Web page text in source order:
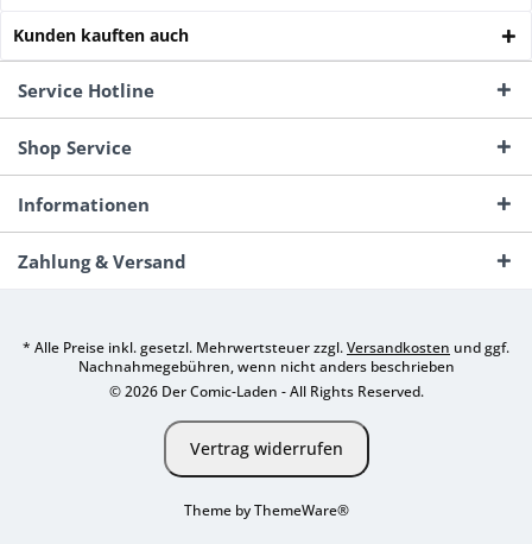
Kunden kauften auch
Service Hotline
Shop Service
Informationen
Zahlung & Versand
* Alle Preise inkl. gesetzl. Mehrwertsteuer zzgl.Versandkosten und ggf.
Nachnahmegebühren, wenn nicht anders beschrieben
© 2026 Der Comic-Laden - All Rights Reserved.
Vertrag widerrufen
Theme byThemeWare®